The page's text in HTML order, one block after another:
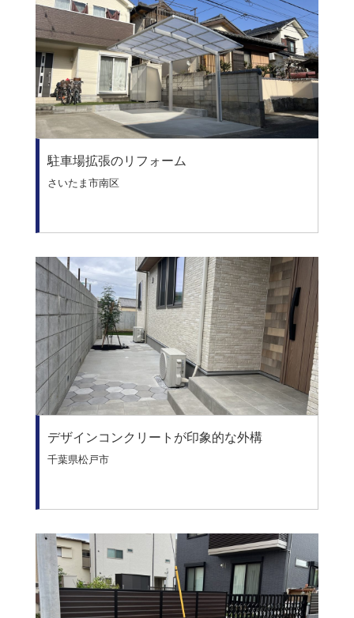
駐車場拡張のリフォーム
さいたま市南区
デザインコンクリートが印象的な外構
千葉県松戸市